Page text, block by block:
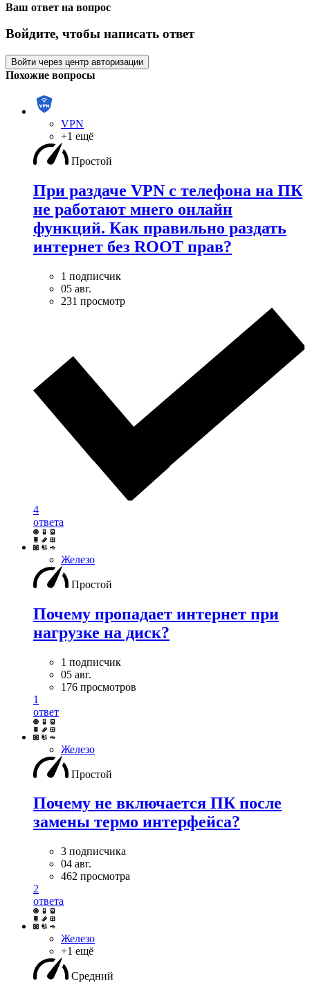
Ваш ответ на вопрос
Войдите, чтобы написать ответ
Войти через центр авторизации
Похожие вопросы
VPN
+1 ещё
Простой
При раздаче VPN с телефона на ПК
не работают мнего онлайн
функций. Как правильно раздать
интернет без ROOT прав?
1 подписчик
05 авг.
231 просмотр
4
ответа
Железо
Простой
Почему пропадает интернет при
нагрузке на диск?
1 подписчик
05 авг.
176 просмотров
1
ответ
Железо
Простой
Почему не включается ПК после
замены термо интерфейса?
3 подписчика
04 авг.
462 просмотра
2
ответа
Железо
+1 ещё
Средний